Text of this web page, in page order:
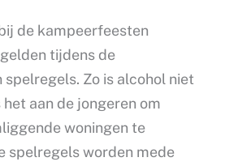
de kampeerfeesten
tijdens de
Zo is alcohol niet
aan de jongeren om
woningen te
spelregels worden mede